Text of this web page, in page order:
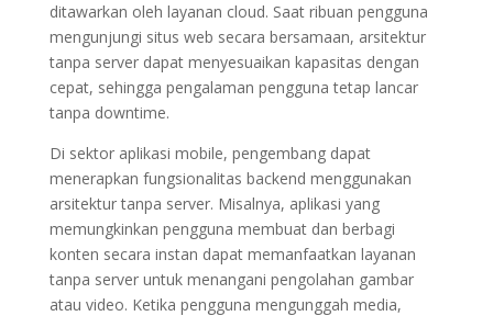
ditawarkan oleh layanan cloud. Saat ribuan pengguna
mengunjungi situs web secara bersamaan, arsitektur
tanpa server dapat menyesuaikan kapasitas dengan
cepat, sehingga pengalaman pengguna tetap lancar
tanpa downtime.
Di sektor aplikasi mobile, pengembang dapat
menerapkan fungsionalitas backend menggunakan
arsitektur tanpa server. Misalnya, aplikasi yang
memungkinkan pengguna membuat dan berbagi
konten secara instan dapat memanfaatkan layanan
tanpa server untuk menangani pengolahan gambar
atau video. Ketika pengguna mengunggah media,